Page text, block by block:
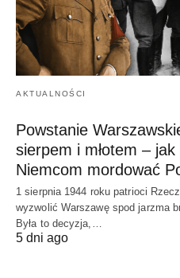
AKTUALNOŚCI
Powstanie
sierpem i młotem – jak
Niemcom mordować
1 sierpnia 1944 roku patrioci
wyzwolić Warszawę spod jarzma
Była to decyzja,…
5 dni ago